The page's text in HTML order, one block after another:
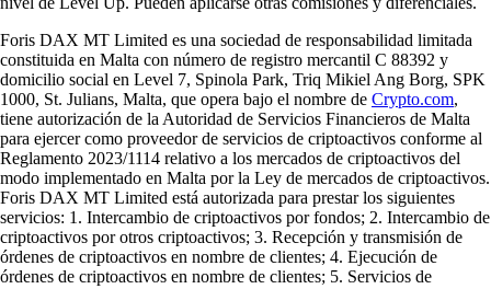
Foris DAX MT Limited es una sociedad de responsabilidad limitada
constituida en Malta con número de registro mercantil C 88392 y
domicilio social en Level 7, Spinola Park, Triq Mikiel Ang Borg, SPK
1000, St. Julians, Malta, que opera bajo el nombre de Crypto.com,
tiene autorización de la Autoridad de Servicios Financieros de Malta
para ejercer como proveedor de servicios de criptoactivos conforme al
Reglamento 2023/1114 relativo a los mercados de criptoactivos del
modo implementado en Malta por la Ley de mercados de criptoactivos.
Foris DAX MT Limited está autorizada para prestar los siguientes
servicios: 1. Intercambio de criptoactivos por fondos; 2. Intercambio de
criptoactivos por otros criptoactivos; 3. Recepción y transmisión de
órdenes de criptoactivos en nombre de clientes; 4. Ejecución de
órdenes de criptoactivos en nombre de clientes; 5. Servicios de